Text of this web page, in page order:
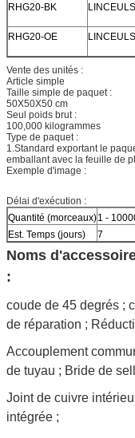
RHG20-BK LINCEULS
RHG20-OE LINCEULS
Vente des unités :
Article simple
Taille simple de paquet :
50X50X50 cm
Seul poids brut :
100,000 kilogrammes
Type de paquet :
1.Standard exportant le
emballant avec la feuille de
Exemple d'image :
Délai d'exécution :
Quantité (morceaux)1 -
Est. Temps (jours)
7
Noms
:
coude de 45 degrés ;
de réparation ;
Accouplement
de tuyau ; Bride de
Joint de cuivre
intégrée ;